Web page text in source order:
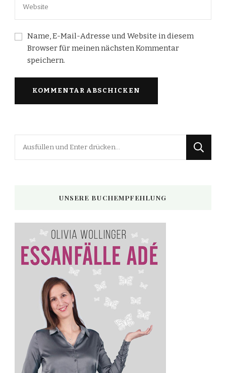
Name, E-Mail-Adresse und Website in diesem
Browser für meinen nächsten Kommentar
speichern.
Suchst
UNSERE BUCHEMPFEHLUNG